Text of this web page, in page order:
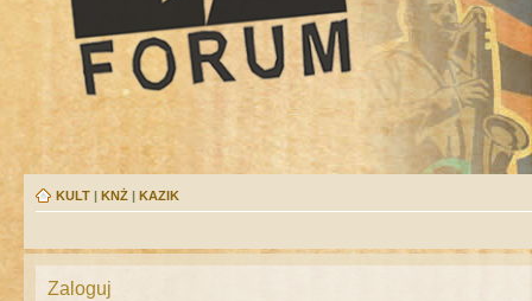
KULT | KNŻ | KAZIK
Zaloguj